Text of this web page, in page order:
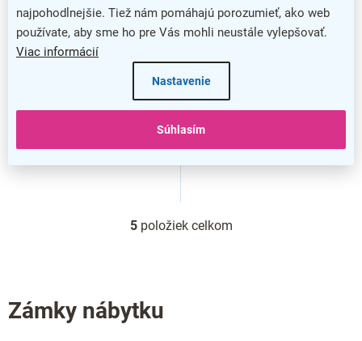
najpohodlnejšie. Tiež nám pomáhajú porozumieť, ako web
používate, aby sme ho pre Vás mohli neustále vylepšovať.
Viac informácií
Nastavenie
Súhlasím
Šikovný nábytkový zámok
CAB 22, čierna
O
5položiek celkom
Zámky nábytku